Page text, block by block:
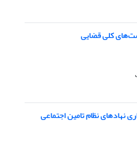
کلی قضایی
نهادهای نظام تامین اجتماعی